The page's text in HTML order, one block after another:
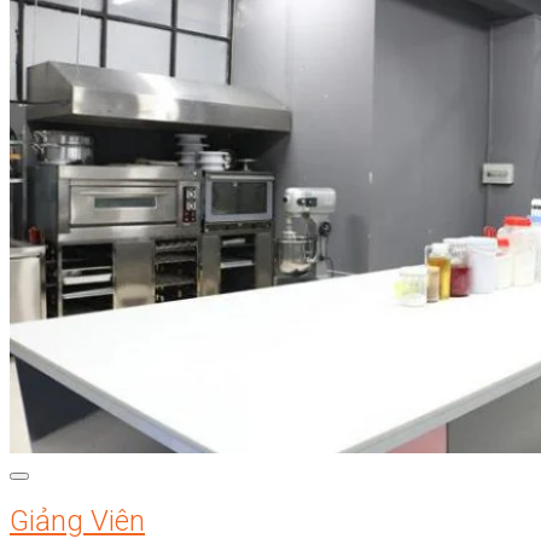
Giảng Viên